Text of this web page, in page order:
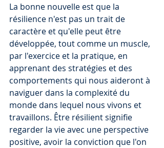
La bonne nouvelle est que la
résilience n'est pas un trait de
caractère et qu'elle peut être
développée, tout comme un muscle,
par l'exercice et la pratique, en
apprenant des stratégies et des
comportements qui nous aideront à
naviguer dans la complexité du
monde dans lequel nous vivons et
travaillons. Être résilient signifie
regarder la vie avec une perspective
positive, avoir la conviction que l'on